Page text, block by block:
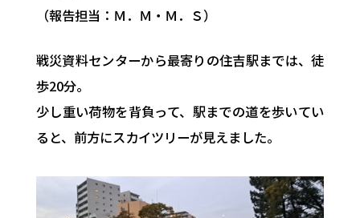
（報告担当：Ｍ．Ｍ・Ｍ．Ｓ）
戦災資料センターから最寄りの住吉駅までは、徒
歩20分。
少し重い荷物を背負って、駅までの道を歩いてい
ると、前方にスカイツリーが見えました。